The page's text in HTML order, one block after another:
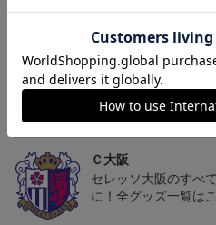
Ｃ大阪
愛するクラブのアパ
ック♪
Ｃ大阪
セレッソ大阪のすべ
に！全グッズ一覧は